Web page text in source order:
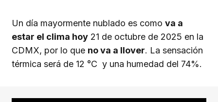
Un día mayormente nublado es como va a
estar el clima hoy 21 de octubre de 2025 en la
CDMX, por lo que no va a llover. La sensación
térmica será de 12 °C y una humedad del 74%.